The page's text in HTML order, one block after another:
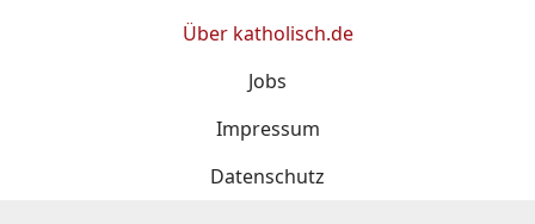
Über katholisch.de
Jobs
Impressum
Datenschutz